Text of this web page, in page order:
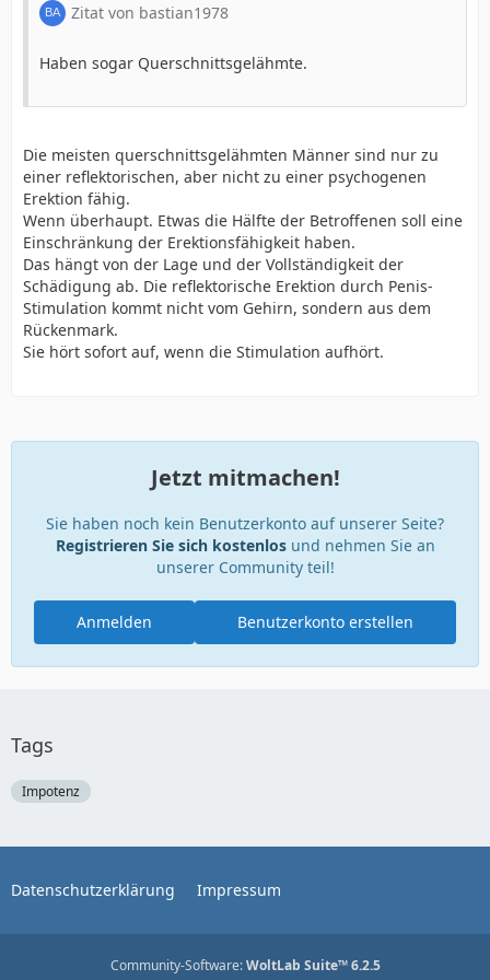
Stress reduzieren
Keine Pornos
Auf gesundes Essen achten
Zitat von bastian1978
Haben sogar Querschnittsgelähmte.
Die meisten querschnittsgelähmten Männer sind nur zu
einer reflektorischen, aber nicht zu einer psychogenen
Erektion fähig.
Wenn überhaupt. Etwas die Hälfte der Betroffenen soll eine
Einschränkung der Erektionsfähigkeit haben.
Das hängt von der Lage und der Vollständigkeit der
Schädigung ab. Die reflektorische Erektion durch Penis-
Stimulation kommt nicht vom Gehirn, sondern aus dem
Rückenmark.
Sie hört sofort auf, wenn die Stimulation aufhört.
Jetzt mitmachen!
Sie haben noch kein Benutzerkonto auf unserer Seite?
Registrieren Sie sich kostenlosund nehmen Sie an
unserer Community teil!
Benutzerkonto erstellen
Anmelden
Tags
Impotenz
Datenschutzerklärung Impressum
Community-Software:WoltLab Suite™ 6.2.5